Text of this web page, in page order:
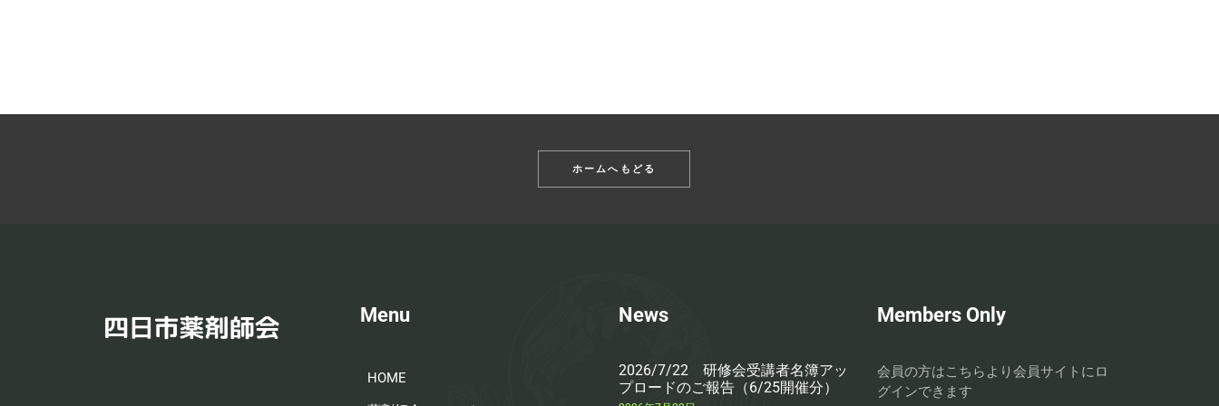
ホームへもどる
Menu
HOME
News
2026/7/22 研修会受講者名簿アッ
プロードのご報告（6/25開催分）
Members Only
会員の方はこちらより会員サイトにロ
グインできます